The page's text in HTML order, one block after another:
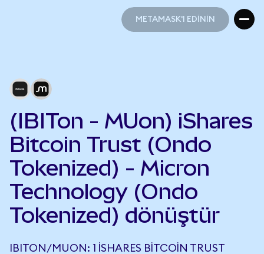
METAMASK'I EDİNİN
(IBITon - MUon) iShares
Bitcoin Trust (Ondo
Tokenized) - Micron
Technology (Ondo
Tokenized) dönüştür
IBITON/MUON: 1 ISHARES BITCOIN TRUST